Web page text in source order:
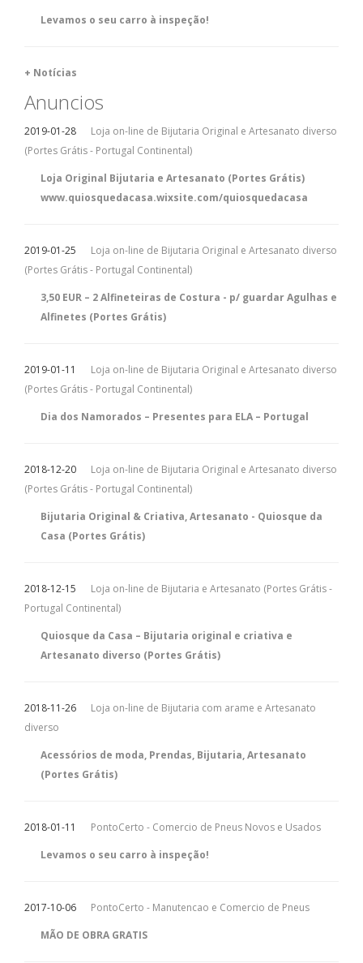
Levamos o seu carro à inspeção!
+ Notícias
Anuncios
2019-01-28 Loja on-line de Bijutaria Original e Artesanato diverso
(Portes Grátis - Portugal Continental)
Loja Original Bijutaria e Artesanato (Portes Grátis)
www.quiosquedacasa.wixsite.com/quiosquedacasa
2019-01-25 Loja on-line de Bijutaria Original e Artesanato diverso
(Portes Grátis - Portugal Continental)
3,50 EUR – 2 Alfineteiras de Costura - p/ guardar Agulhas e
Alfinetes (Portes Grátis)
2019-01-11 Loja on-line de Bijutaria Original e Artesanato diverso
(Portes Grátis - Portugal Continental)
Dia dos Namorados – Presentes para ELA – Portugal
2018-12-20 Loja on-line de Bijutaria Original e Artesanato diverso
(Portes Grátis - Portugal Continental)
Bijutaria Original & Criativa, Artesanato - Quiosque da
Casa (Portes Grátis)
2018-12-15 Loja on-line de Bijutaria e Artesanato (Portes Grátis -
Portugal Continental)
Quiosque da Casa – Bijutaria original e criativa e
Artesanato diverso (Portes Grátis)
2018-11-26 Loja on-line de Bijutaria com arame e Artesanato
diverso
Acessórios de moda, Prendas, Bijutaria, Artesanato
(Portes Grátis)
2018-01-11 PontoCerto - Comercio de Pneus Novos e Usados
Levamos o seu carro à inspeção!
2017-10-06 PontoCerto - Manutencao e Comercio de Pneus
MÃO DE OBRA GRATIS